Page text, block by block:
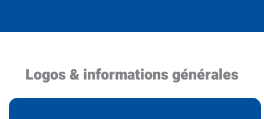
Logos & informations générales